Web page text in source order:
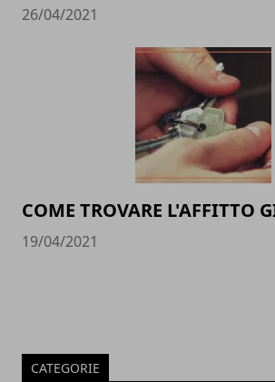
26/04/2021
COME TROVARE L'AFFITTO
19/04/2021
CATEGORIE